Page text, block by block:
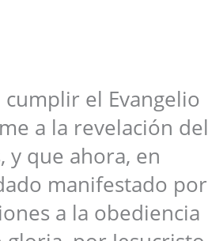
el Evangelio
a la revelación del
que ahora, en
manifestado por
a la obediencia